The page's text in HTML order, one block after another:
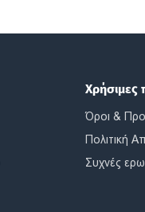
Χρήσιμες
Όροι &
Πολιτική
Συχνές